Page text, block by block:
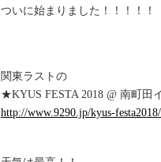
ついに始まりました！！！！！
関東ラストの
★KYUS FESTA 2018 @ 南町田
http://www.9290.jp/kyus-